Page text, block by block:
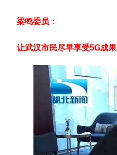
梁鸣委员：
让武汉市民尽早享受5G成果